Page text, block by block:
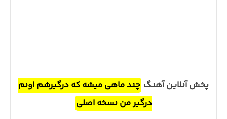
پخش آنلاین آهنگ چند ماهی میشه که درگیرشم اونم
درگیر من نسخه اصلی